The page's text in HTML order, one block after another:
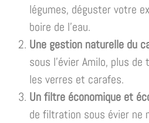
légumes, déguster votre
boire de l’eau.
Une gestion naturelle du
sous l’évier Amilo, plus
les verres et carafes.
Un filtre économique et
de filtration sous évier ne